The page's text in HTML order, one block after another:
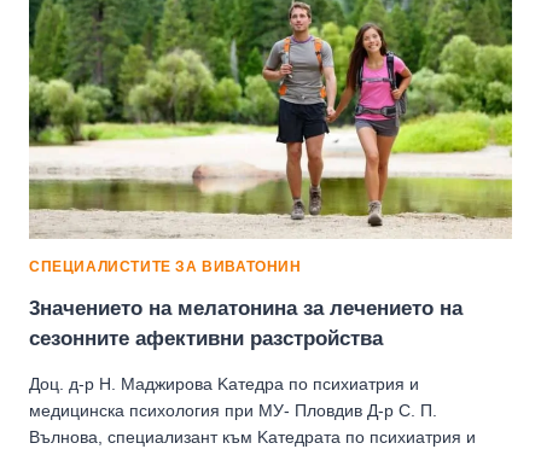
СПЕЦИАЛИСТИТЕ ЗА ВИВАТОНИН
3начението на мелатонина за лечението на
сезонните афективни разстройства
Доц. д-p Н. Маджирова Kaтeдpa по психиатрия и
медицинска психология при МУ- Пловдив Д-р С. П.
Вълнова, специализант към Kaтeдpaтa по психиатрия и